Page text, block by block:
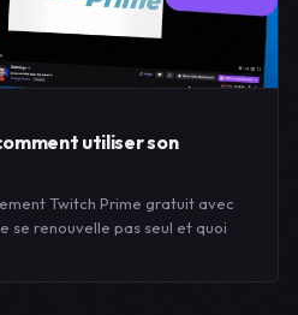
utiliser son
Twitch Prime gratuit avec
se renouvelle pas seul et quoi